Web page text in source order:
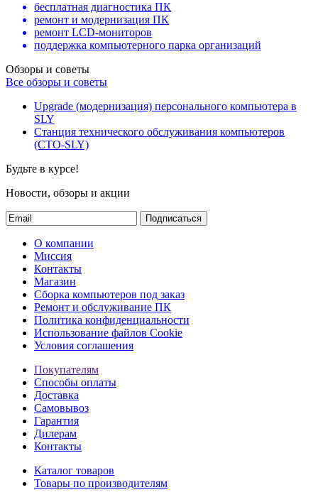
бесплатная диагностика ПК
ремонт и модернизация ПК
ремонт LCD-мониторов
поддержка компьютерного парка организаций
Обзоры и советы
Все обзоры и советы
Upgrade (модернизация) персонального компьютера в
SLY
Станция технического обслуживания компьютеров
(СТО-SLY)
Будьте в курсе!
Новости, обзоры и акции
Подписаться
О компании
Миссия
Контакты
Магазин
Сборка компьютеров под заказ
Ремонт и обслуживание ПК
Политика конфиденциальности
Использование файлов Cookie
Условия соглашения
Покупателям
Способы оплаты
Доставка
Самовывоз
Гарантия
Дилерам
Контакты
Каталог товаров
Товары по производителям